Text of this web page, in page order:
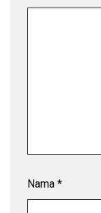
Nama *